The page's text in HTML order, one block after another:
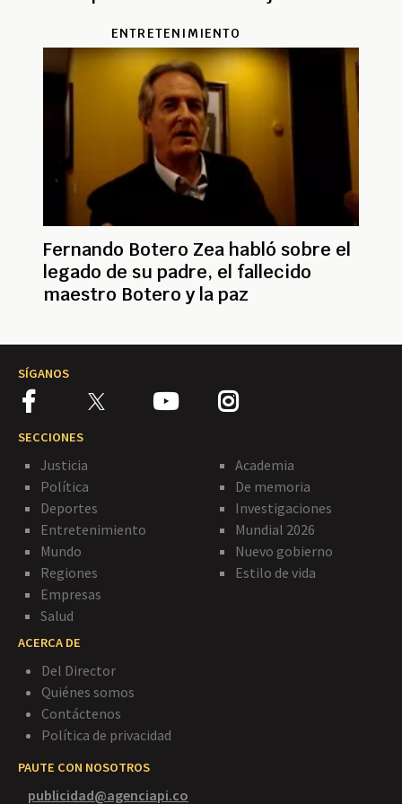
ENTRETENIMIENTO
Fernando Botero Zea habló sobre el
legado de su padre, el fallecido
maestro Botero y la paz
SÍGANOS
SECCIONES
Justicia
Política
Deportes
Entretenimiento
Mundo
Regiones
Empresas
Salud
Academia
De memoria
Investigaciones
Mundial 2026
Nuevo gobierno
Estilo de vida
ACERCA DE
Del Director
Quiénes somos
Contáctenos
Política de privacidad
PAUTE CON NOSOTROS
publicidad@agenciapi.co